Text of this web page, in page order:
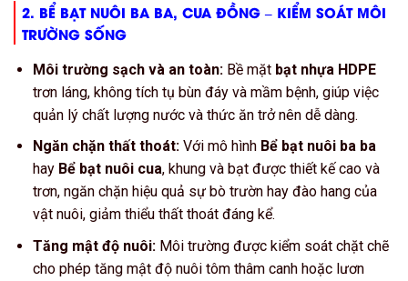
2. BỂ BẠT NUÔI BA BA, CUA ĐỒNG– KIỂM SOÁT MÔI
TRƯỜNG SỐNG
Môi trường sạch và an toàn:Bề mặt bạt nhựa HDPE
trơn láng, không tích tụ bùn đáy và mầm bệnh, giúp việc
quản lý chất lượng nước và thức ăn trở nên dễ dàng.
Ngăn chặn thất thoát:Với mô hình Bể bạt nuôi ba ba
hay Bể bạt nuôi cua, khung và bạt được thiết kế cao và
trơn, ngăn chặn hiệu quả sự bò trườn hay đào hang của
vật nuôi, giảm thiểu thất thoát đáng kể.
Tăng mật độ nuôi:Môi trường được kiểm soát chặt chẽ
cho phép tăng mật độ nuôi tôm thâm canh hoặc lươn